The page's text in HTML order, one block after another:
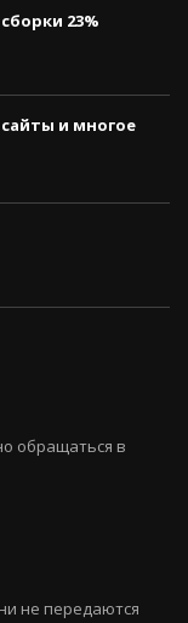
23%
и многое
обращаться в
не передаются